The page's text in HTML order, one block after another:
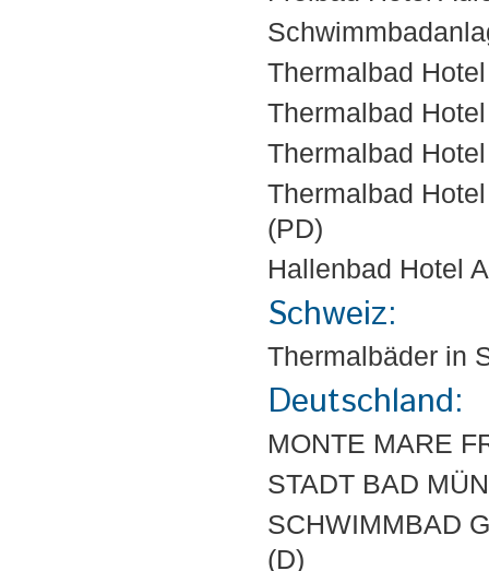
Thermalbad
Thermalbad
Thermalbad
Thermalbad
(PD)
Hallenbad Hotel
Schweiz:
Thermalbäder in
Deutschland:
MONTE MARE
STADT BAD
SCHWIMMBAD
(D)